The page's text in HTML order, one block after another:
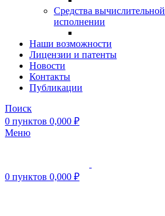
Средства
исполнении
Наши возможности
Лицензии и патенты
Новости
Контакты
Публикации
Поиск
0 пунктов 0,000 ₽
Меню
0 пунктов 0,000 ₽